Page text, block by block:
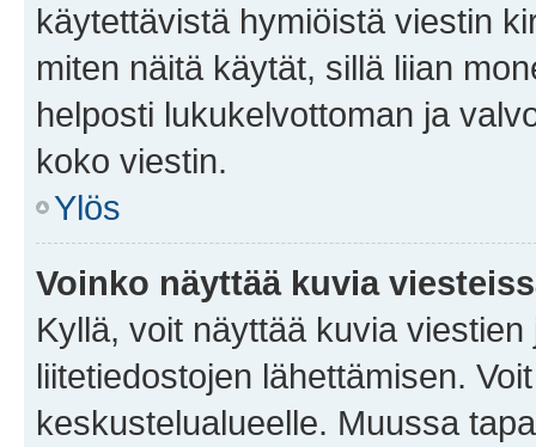
käytettävistä hymiöistä viestin
miten näitä käytät, sillä liian
helposti lukukelvottoman ja
koko viestin.
Ylös
Voinko näyttää kuvia
Kyllä, voit näyttää kuvia
liitetiedostojen lähettämisen.
keskustelualueelle. Muussa